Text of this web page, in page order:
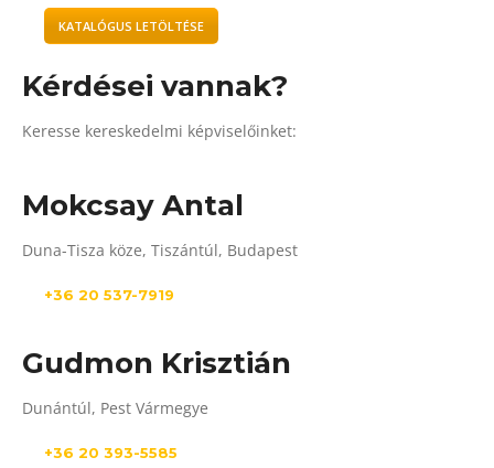
KATALÓGUS LETÖLTÉSE
Kérdései vannak?
Keresse kereskedelmi képviselőinket:
Mokcsay Antal
Duna-Tisza köze, Tiszántúl, Budapest
+36 20 537-7919
Gudmon Krisztián
Dunántúl, Pest Vármegye
+36 20 393-5585